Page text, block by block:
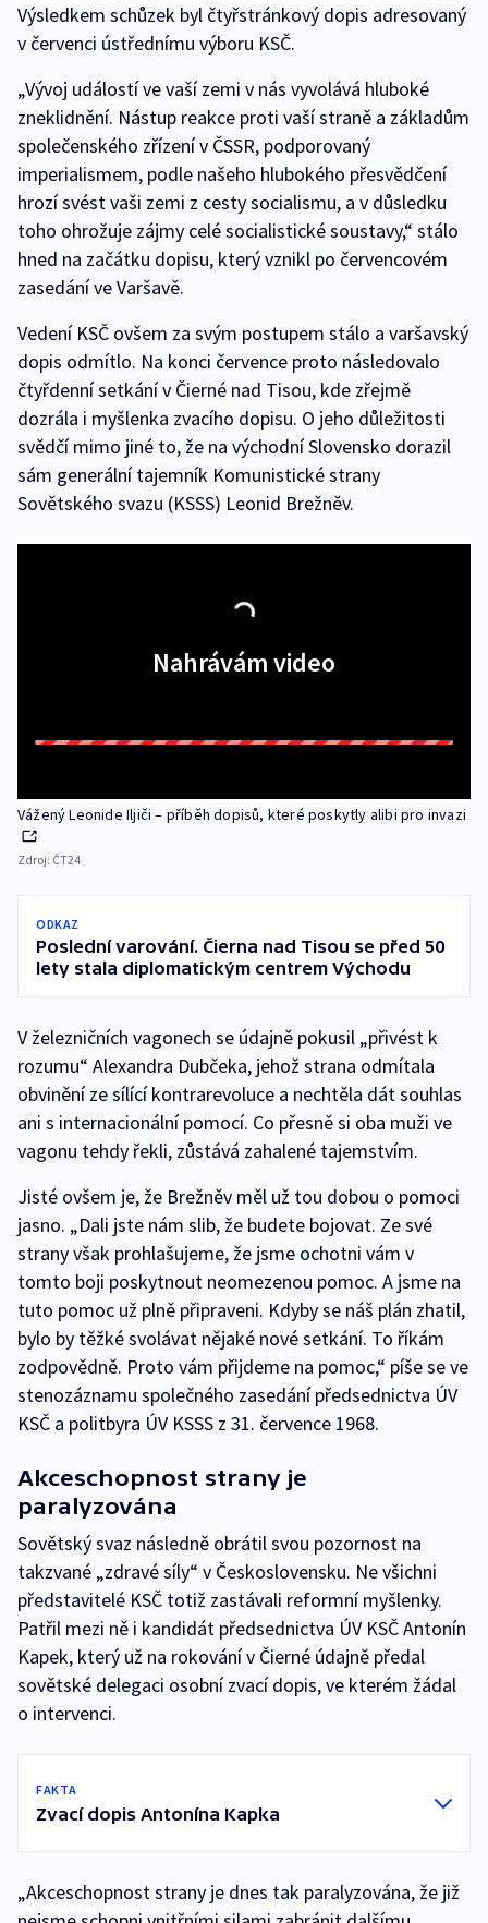
Výsledkem schůzek byl čtyřstránkový dopis adresovaný
v červenci ústřednímu výboru KSČ.
„Vývoj událostí ve vaší zemi v nás vyvolává hluboké
zneklidnění. Nástup reakce proti vaší straně a základům
společenského zřízení v ČSSR, podporovaný
imperialismem, podle našeho hlubokého přesvědčení
hrozí svést vaši zemi z cesty socialismu, a v důsledku
toho ohrožuje zájmy celé socialistické soustavy,“ stálo
hned na začátku dopisu, který vznikl po červencovém
zasedání ve Varšavě.
Vedení KSČ ovšem za svým postupem stálo a varšavský
dopis odmítlo. Na konci července proto následovalo
čtyřdenní setkání v Čierné nad Tisou, kde zřejmě
dozrála i myšlenka zvacího dopisu. O jeho důležitosti
svědčí mimo jiné to, že na východní Slovensko dorazil
sám generální tajemník Komunistické strany
Sovětského svazu (KSSS) Leonid Brežněv.
Nahrávám video
Vážený Leonide Iljiči – příběh dopisů, které poskytly alibi pro invazi
Zdroj: ČT24
ODKAZ
Poslední varování. Čierna nad Tisou se před 50
lety stala diplomatickým centrem Východu
V železničních vagonech se údajně pokusil „přivést k
rozumu“ Alexandra Dubčeka, jehož strana odmítala
obvinění ze sílící kontrarevoluce a nechtěla dát souhlas
ani s internacionální pomocí. Co přesně si oba muži ve
vagonu tehdy řekli, zůstává zahalené tajemstvím.
Jisté ovšem je, že Brežněv měl už tou dobou o pomoci
jasno. „Dali jste nám slib, že budete bojovat. Ze své
strany však prohlašujeme, že jsme ochotni vám v
tomto boji poskytnout neomezenou pomoc. A jsme na
tuto pomoc už plně připraveni. Kdyby se náš plán zhatil,
bylo by těžké svolávat nějaké nové setkání. To říkám
zodpovědně. Proto vám přijdeme na pomoc,“ píše se ve
stenozáznamu společného zasedání předsednictva ÚV
KSČ a politbyra ÚV KSSS z 31. července 1968.
Akceschopnost strany je
paralyzována
Sovětský svaz následně obrátil svou pozornost na
takzvané „zdravé síly“ v Československu. Ne všichni
představitelé KSČ totiž zastávali reformní myšlenky.
Patřil mezi ně i kandidát předsednictva ÚV KSČ Antonín
Kapek, který už na rokování v Čierné údajně předal
sovětské delegaci osobní zvací dopis, ve kterém žádal
o intervenci.
FAKTA
Zvací dopis Antonína Kapka
„Akceschopnost strany je dnes tak paralyzována, že již